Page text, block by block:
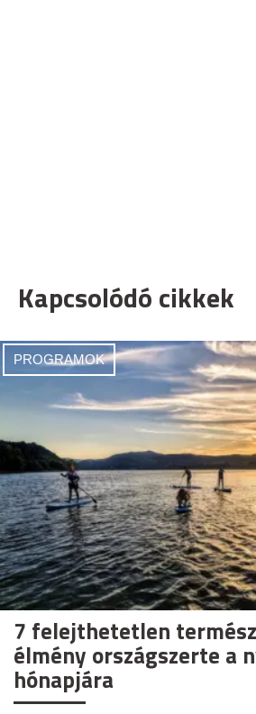
Kapcsolódó cikkek
PROGRAMOK
7 felejthetetlen
élmény országszerte a
hónapjára